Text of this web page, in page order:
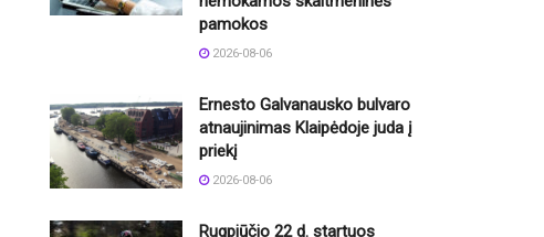
pamokos
2026-08-06
Ernesto Galvanausko bulvaro
atnaujinimas Klaipėdoje juda į
priekį
2026-08-06
Rugpjūčio 22 d. startuos